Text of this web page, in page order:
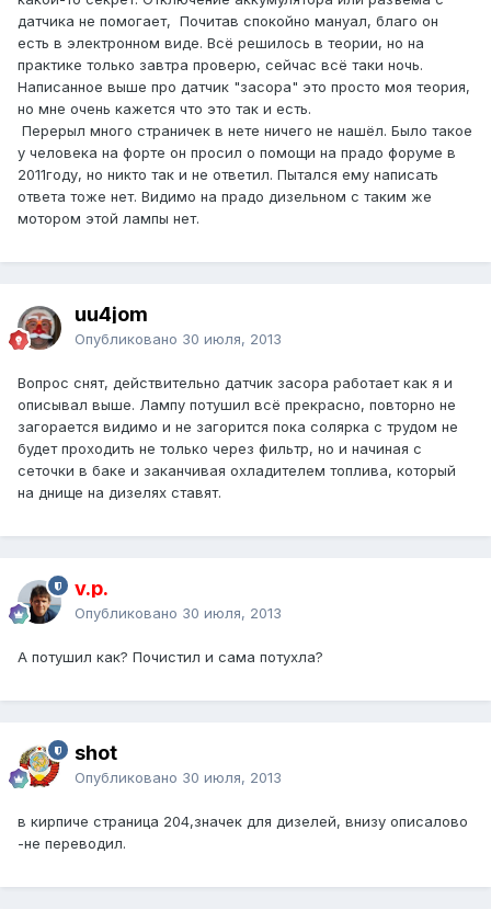
датчика не помогает, Почитав спокойно мануал, благо он
есть в электронном виде. Всё решилось в теории, но на
практике только завтра проверю, сейчас всё таки ночь.
Написанное выше про датчик "засора" это просто моя теория,
но мне очень кажется что это так и есть.
Перерыл много страничек в нете ничего не нашёл. Было такое
у человека на форте он просил о помощи на прадо форуме в
2011году, но никто так и не ответил. Пытался ему написать
ответа тоже нет. Видимо на прадо дизельном с таким же
мотором этой лампы нет.
uu4jom
Опубликовано 30 июля, 2013
Вопрос снят, действительно датчик засора работает как я и
описывал выше. Лампу потушил всё прекрасно, повторно не
загорается видимо и не загорится пока солярка с трудом не
будет проходить не только через фильтр, но и начиная с
сеточки в баке и заканчивая охладителем топлива, который
на днище на дизелях ставят.
v.p.
Опубликовано 30 июля, 2013
А потушил как? Почистил и сама потухла?
shot
Опубликовано 30 июля, 2013
в кирпиче страница 204,значек для дизелей, внизу описалово
-не переводил.